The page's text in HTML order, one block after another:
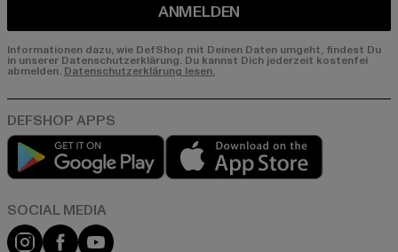
ANMELDEN
Informationen dazu, wie DefShop mit Deinen Daten umgeht, findest Du
in unserer Datenschutzerklärung. Du kannst Dich jederzeit kostenfei
abmelden. Datenschutzerklärung lesen.
Play market
Instagram
FacebookYouTube